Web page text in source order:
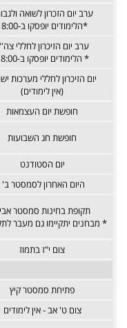
ערב יום הזכרון לשואה
*הלימודים יופסקו ב-18:00
ערב יום הזיכרון לחללי
* הלימודים יופסקו ב-18:00
יום הזיכרון לחללי מערכות
(אין לימודים)
חופשת יום העצמאות
חופשת חג השבועות
יום הסטודנט
היום האחרון לסמסטר ב'
תקופת בחינות סמסטר
* מבחנים יתקיימו גם מעבר
צום י"ז בתמוז
פתיחת סמסטר קיץ
צום ט' אב - אין לימודים